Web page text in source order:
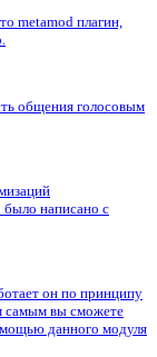
metamod плагин,
общения голосовым
было написано с
он по принципу
самым вы сможете
данного модуля